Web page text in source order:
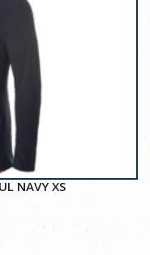
NAVY XS